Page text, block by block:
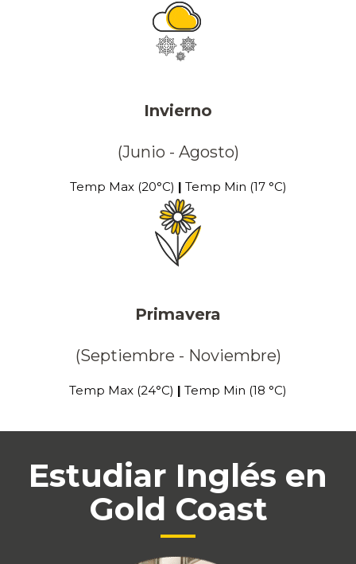
Invierno
(Junio - Agosto)
Temp Max (20°C) | Temp Min (17 °C)
Primavera
(Septiembre - Noviembre)
Temp Max (24°C) | Temp Min (18 °C)
Estudiar Inglés en
Gold Coast